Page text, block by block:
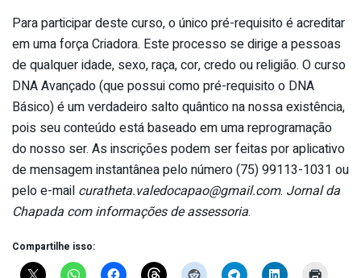
Para participar deste curso, o único pré-requisito é acreditar
em uma força Criadora. Este processo se dirige a pessoas
de qualquer idade, sexo, raça, cor, credo ou religião. O curso
DNA Avançado (que possui como pré-requisito o DNA
Básico) é um verdadeiro salto quântico na nossa existência,
pois seu conteúdo está baseado em uma reprogramação
do nosso ser. As inscrições podem ser feitas por aplicativo
de mensagem instantânea pelo número (75) 99113-1031 ou
pelo e-mail curatheta.valedocapao@gmail.com. Jornal da
Chapada com informações de assessoria.
Compartilhe isso: